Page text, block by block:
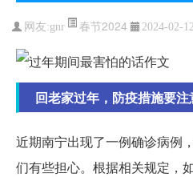
网友:gnr 春节2024 2024-02-
回老家过年，防疫措施要注
近期南宁出现了一例确诊病例
们有些担心。根据相关规定，